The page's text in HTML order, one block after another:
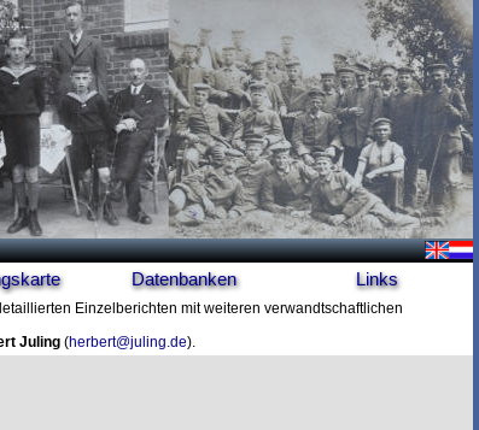
Datenbanken Links
Einzelberichten mit weiteren verwandtschaftlichen
Juling (herbert@juling.de).